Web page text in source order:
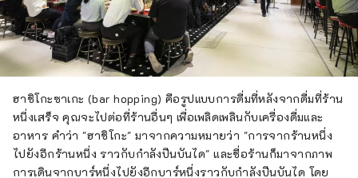
ฮาชิโกะซาเกะ (bar hopping) คือรูปแบบการดื่มที่หลังจากดื่มที่ร้าน
หนึ่งเสร็จ คุณจะไปต่อที่ร้านอื่นๆ เพื่อเพลิดเพลินกับเครื่องดื่มและ
อาหาร คำว่า "ฮาชิโกะ" มาจากความหมายว่า "การจากร้านหนึ่ง
ไปยังอีกร้านหนึ่ง ราวกับกำลังปีนบันได" และชื่อร้านก็มาจากภาพ
การเดินจากบาร์หนึ่งไปยังอีกบาร์หนึ่งราวกับกำลังปีนบันได โดย